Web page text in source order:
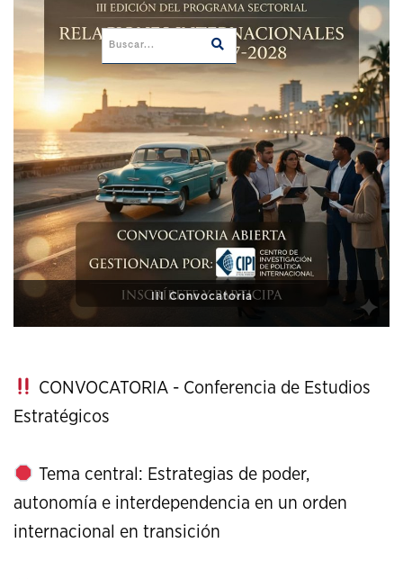
XI Conference on Strategic Studies
CONVOCATORIA - Conferencia de Estudios
Estratégicos
Tema central: Estrategias de poder,
autonomía e interdependencia en un orden
internacional en transición